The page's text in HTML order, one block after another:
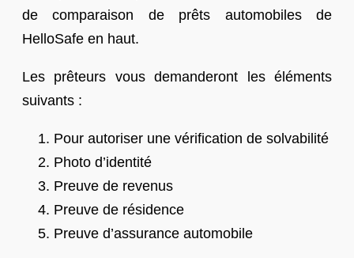
de comparaison de prêts automobiles de
HelloSafe en haut.
Les prêteurs vous demanderont les éléments
suivants :
Pour autoriser une vérification de solvabilité
Photo d’identité
Preuve de revenus
Preuve de résidence
Preuve d’assurance automobile